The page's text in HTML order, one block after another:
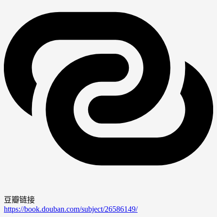
豆瓣链接
https://book.douban.com/subject/26586149/